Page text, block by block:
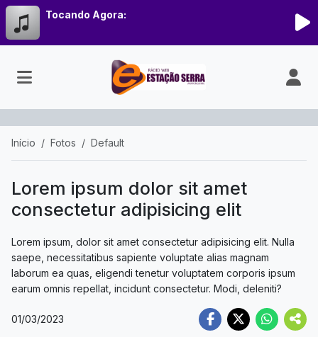
Tocando Agora:
Início Fotos Default
Lorem ipsum dolor sit amet
consectetur adipisicing elit
Lorem ipsum, dolor sit amet consectetur adipisicing elit. Nulla
saepe, necessitatibus sapiente voluptate alias magnam
laborum ea quas, eligendi tenetur voluptatem corporis ipsum
earum omnis repellat, incidunt consectetur. Modi, deleniti?
01/03/2023